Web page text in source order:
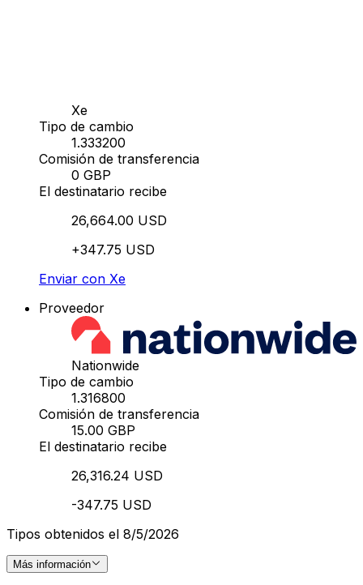
Xe
Tipo de cambio
1.333200
Comisión de transferencia
0 GBP
El destinatario recibe
26,664.00 USD
+347.75 USD
Enviar con Xe
Proveedor
Nationwide
Tipo de cambio
1.316800
Comisión de transferencia
15.00 GBP
El destinatario recibe
26,316.24 USD
-347.75 USD
Tipos obtenidos el 8/5/2026
Más información